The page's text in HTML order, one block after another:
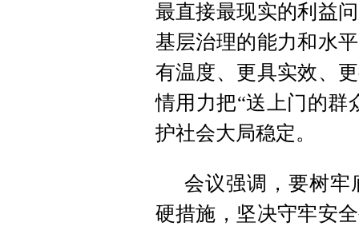
最直接最现实的利益
基层治理的能力和水
有温度、更具实效、
情用力把“送上门的群
护社会大局稳定。
会议强调，要树牢
硬措施，坚决守牢安